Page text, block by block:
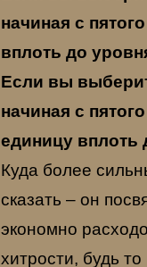
начиная с
вплоть до
Если вы
начиная с
единицу вплоть
Куда более
сказать – он
экономно
хитрости, будь